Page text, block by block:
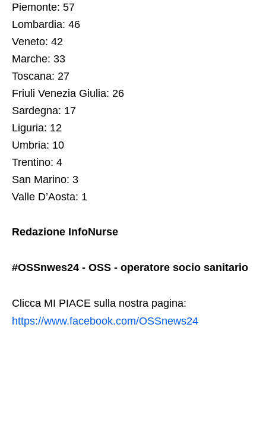
Piemonte: 57
Lombardia: 46
Veneto: 42
Marche: 33
Toscana: 27
Friuli Venezia Giulia: 26
Sardegna: 17
Liguria: 12
Umbria: 10
Trentino: 4
San Marino: 3
Valle D’Aosta: 1
Redazione InfoNurse
#OSSnwes24 - OSS - operatore socio sanitario
Clicca MI PIACE sulla nostra pagina:
https://www.facebook.com/OSSnews24